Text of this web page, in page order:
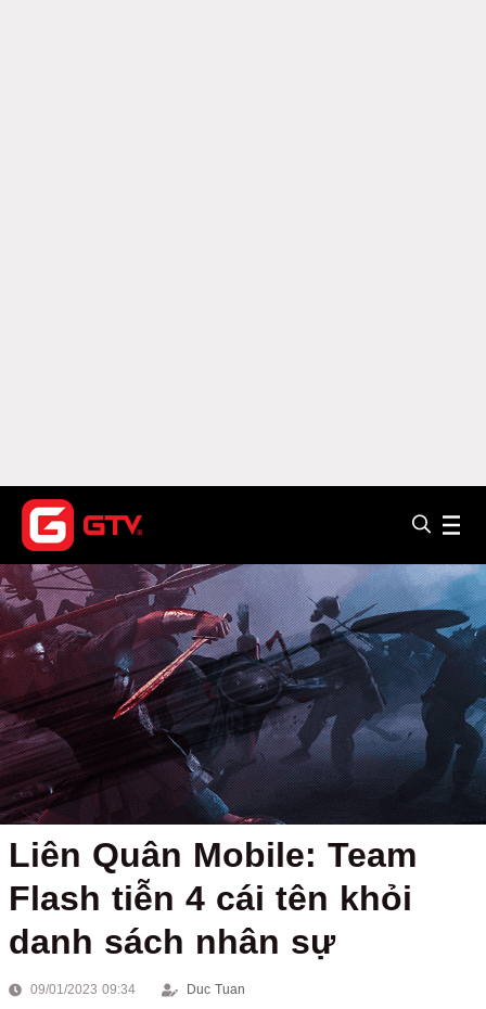
Liên Quân Mobile: Team
Flash tiễn 4 cái tên khỏi
danh sách nhân sự
09/01/2023 09:34 Duc Tuan